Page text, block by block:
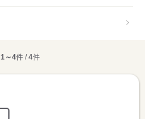
1～4件 /4件